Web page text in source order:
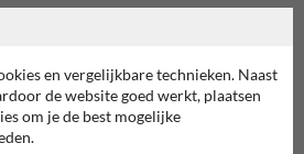
en vergelijkbare technieken. Naast
de website goed werkt, plaatsen
om je de best mogelijke